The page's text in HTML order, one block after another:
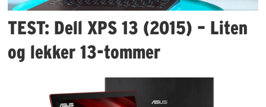
TEST: Dell XPS 13 (2015) – Liten
og lekker 13-tommer